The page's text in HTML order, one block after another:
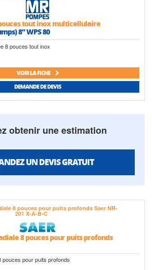
tout inox multicellulaire
8" WPS 80
8 pouces tout inox
VOIR LA FICHE
DEMANDE DE DEVIS
obtenir une estimation
UN DEVIS GRATUIT
8 pouces pour puits profonds
pouces pour puits profonds